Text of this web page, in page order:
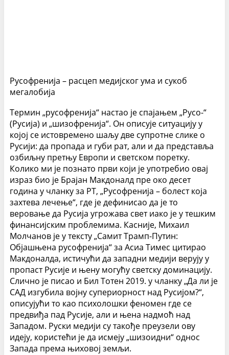
Русофренија – расцеп медијског ума и сукоб
мегалобија
Термин „русофренија“ настао је спајањем „Русо-“
(Русија) и „шизофренија“. Он описује ситуацију у
којој се истовремено шаљу две супротне слике о
Русији: да пропада и губи рат, али и да представља
озбиљну претњу Европи и светском поретку.
Колико ми је познато први који је употребио овај
израз био је Брајан Макдоналд пре око десет
година у чланку за РТ, „Русофренија – болест која
захтева лечење“, где је дефинисао да је то
веровање да Русија угрожава свет иако је у тешким
финансијским проблемима. Касније, Михаил
Молчанов је у тексту „Самит Трамп-Путин:
Објашњена русофренија“ за Асиа Тимес цитирао
Макдоналда, истичући да западни медији верују у
пропаст Русије и њену могућу светску доминацију.
Слично је писао и Бил Тотен 2019. у чланку „Да ли је
САД изгубила војну супериорност над Русијом?“,
описујући то као психолошки феномен где се
предвиђа пад Русије, али и њена надмоћ над
Западом. Руски медији су такође преузели ову
идеју, користећи је да исмеју „шизоидни“ однос
Запада према њиховој земљи.